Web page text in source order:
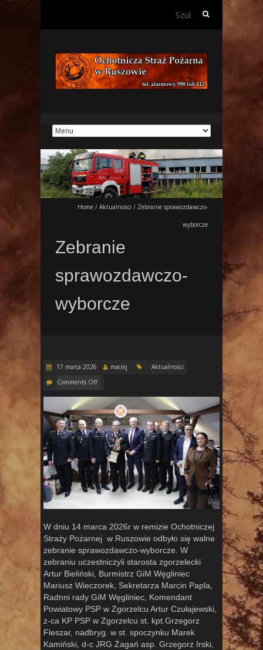
Szukaj:
Home / Aktualności / Zebranie sprawozdawczo-
wyborcze
Zebranie
sprawozdawczo-
wyborcze
17 marca 2026 maciej
Aktualności
Comments Off
W dniu 14 marca 2026r w remizie Ochotniczej
Straży Pożarnej w Ruszowie odbyło się walne
zebranie sprawozdawczo-wyborcze. W
zebraniu uczestniczyli starosta zgorzelecki
Artur Bieliński, Burmistrz GiM Węgliniec
Mariusz Wieczorek, Sekretarza Marcin Papla,
Radnni rady GiM Węgliniec, Komendant
Powiatowy PSP w Zgorzelcu Artur Czułajewski,
z-ca KP PSP w Zgorzelcu st. kpt.Grzegorz
Fleszar, nadbryg. w st. spoczynku Marek
Kamiński, d-c JRG Żagań asp. Grzegorz Irski,